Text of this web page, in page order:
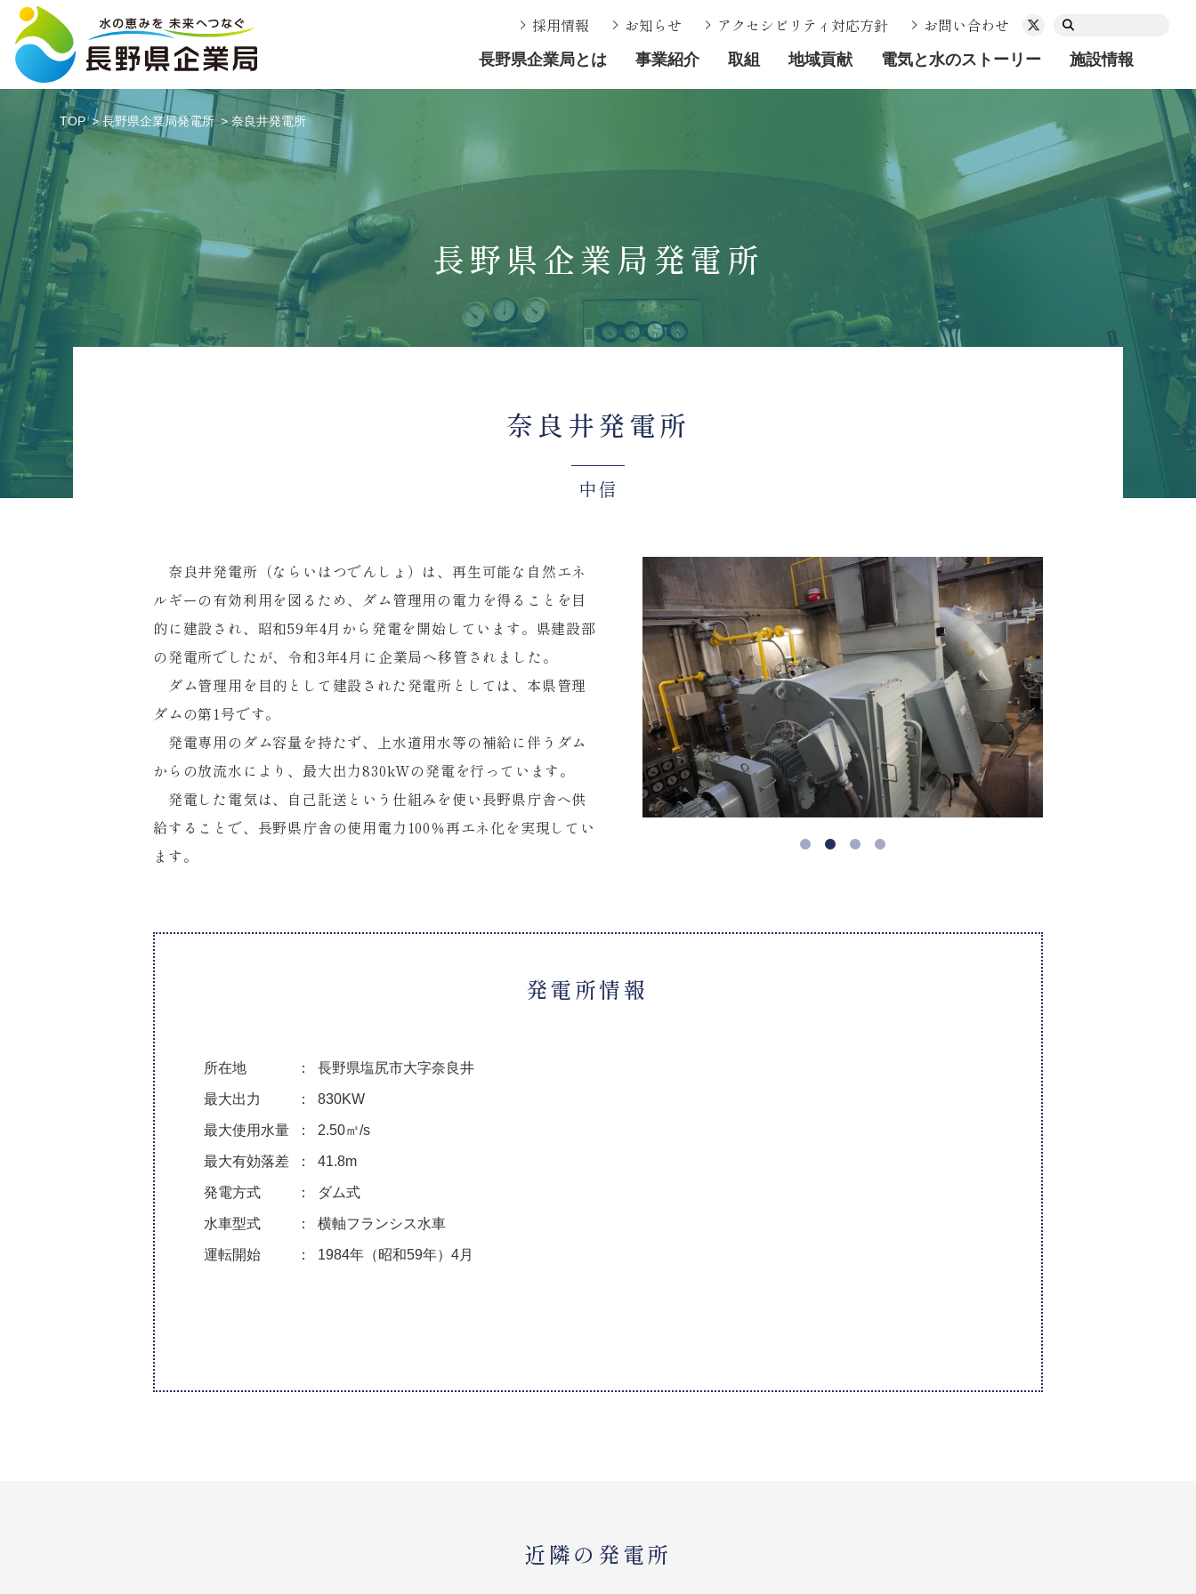
長野県企業局とは 事業紹介 取組 地域貢献 電気と水のストーリー 施設情報
採用情報 お知らせ アクセシビリティ対応方針 お問い合わせ
長野県企業局発電所
TOP 長野県企業局発電所 奈良井発電所
奈良井発電所
中信
奈良井発電所（ならいはつでんしょ）は、再生可能な自然エネ
ルギーの有効利用を図るため、ダム管理用の電力を得ることを目
的に建設され、昭和59年4月から発電を開始しています。県建設部
の発電所でしたが、令和3年4月に企業局へ移管されました。
ダム管理用を目的として建設された発電所としては、本県管理
ダムの第1号です。
発電専用のダム容量を持たず、上水道用水等の補給に伴うダム
からの放流水により、最大出力830kWの発電を行っています。
発電した電気は、自己託送という仕組みを使い長野県庁舎へ供
給することで、長野県庁舎の使用電力100％再エネ化を実現してい
ます。
発電所情報
所在地 長野県塩尻市大字奈良井
最大出力 830KW
最大使用水量 2.50㎥/s
最大有効落差 41.8m
発電方式 ダム式
水車型式 横軸フランシス水車
運転開始 1984年（昭和59年）4月
近隣の発電所